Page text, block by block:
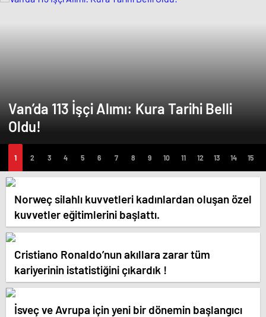
Van’da 113 İşçi Alımı: Kura Tarihi Belli
Oldu!
Norweç silahlı kuvvetleri kadınlardan oluşan özel
kuvvetler eğitimlerini başlattı.
Cristiano Ronaldo’nun akıllara zarar tüm
kariyerinin istatistiğini çıkardık !
İsveç ve Avrupa için yeni bir dönemin başlangıcı